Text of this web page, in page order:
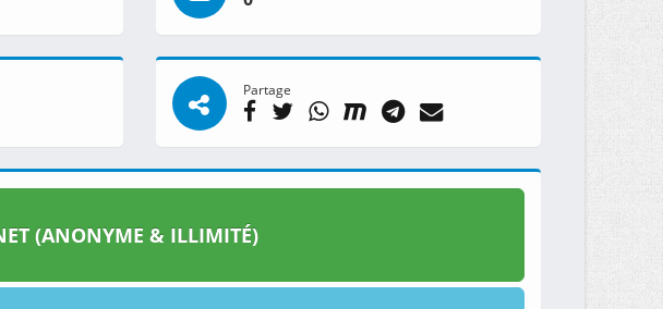
Partage
(ANONYME & ILLIMITÉ)